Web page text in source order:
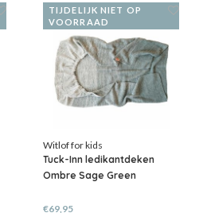
TIJDELIJK NIET OP
VOORRAAD
Witlof for kids
Tuck-Inn ledikantdeken
Ombre Sage Green
€69,95